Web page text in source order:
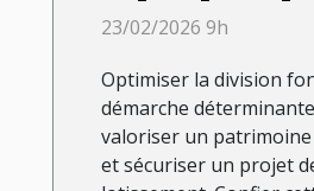
division
23/02/2026 9h
Optimiser la division
démarche
valoriser un
et sécuriser un projet